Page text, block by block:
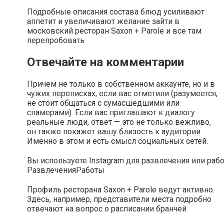
Подробные описания состава блюд усиливают
аппетит и увеличивают желание зайти в
московский ресторан Saxon + Parole и все там
перепробовать
Отвечайте на комментарии
Причем не только в собственном аккаунте, но и в
чужих переписках, если вас отметили (разумеется,
не стоит общаться с сумасшедшими или
спамерами). Если вас приглашают к диалогу
реальные люди, ответ — это не только вежливо,
он также покажет вашу близость к аудитории.
Именно в этом и есть смысл социальных сетей.
Вы используете Instagram для развлечения или
РазвлеченияРаботы
Профиль ресторана Saxon + Parole ведут активно.
Здесь, например, представители места подробно
отвечают на вопрос о расписании бранчей